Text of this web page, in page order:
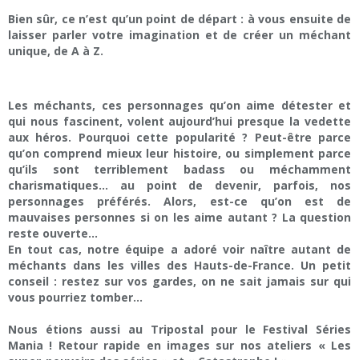
Bien sûr, ce n’est qu’un point de départ : à vous ensuite de
laisser parler votre imagination et de créer un méchant
unique, de A à Z.
Les méchants, ces personnages qu’on aime détester et
qui nous fascinent, volent aujourd’hui presque la vedette
aux héros. Pourquoi cette popularité ? Peut-être parce
qu’on comprend mieux leur histoire, ou simplement parce
qu’ils sont terriblement badass ou méchamment
charismatiques… au point de devenir, parfois, nos
personnages préférés. Alors, est-ce qu’on est de
mauvaises personnes si on les aime autant ? La question
reste ouverte…
En tout cas, notre équipe a adoré voir naître autant de
méchants dans les villes des Hauts-de-France. Un petit
conseil : restez sur vos gardes, on ne sait jamais sur qui
vous pourriez tomber…
Nous étions aussi au Tripostal pour le Festival Séries
Mania ! Retour rapide en images sur nos ateliers « Les